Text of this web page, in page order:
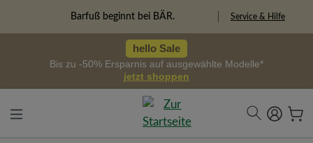
Freiheitspioniere Service & Hilfe
hello Sale
Bis zu -50% Ersparnis auf ausgewählte Modelle*
jetzt shoppen